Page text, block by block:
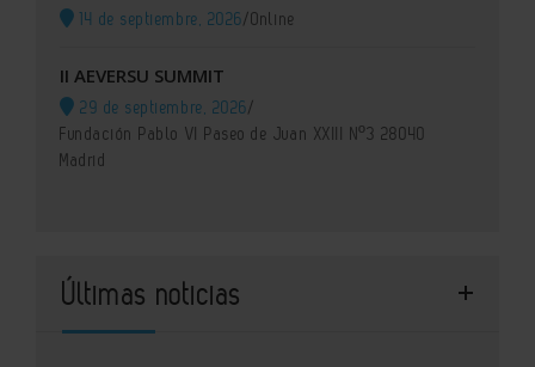
14 de septiembre, 2026/Online
II AEVERSU SUMMIT
29 de septiembre, 2026/
Fundación Pablo VI Paseo de Juan XXIII Nº3 28040
Madrid
Últimas noticias